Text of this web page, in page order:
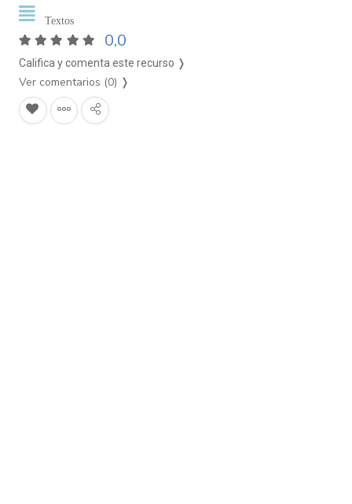
Textos
0,0
Califica y comenta este recurso ❭
Ver comentarios (0) ❭